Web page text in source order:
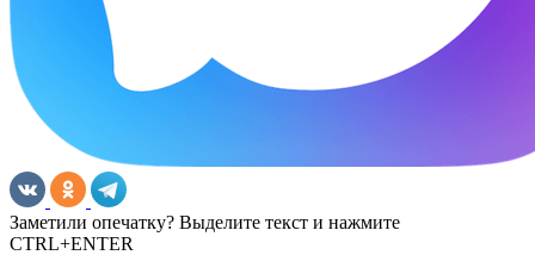
Заметили опечатку? Выделите текст и нажмите
CTRL+ENTER